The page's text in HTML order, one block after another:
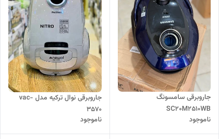
جاروبرقی سامسونگ
SC20M2510WB
ناموجود
جاروبرقی نوال ترکیه مدل vac-
3570
ناموجود